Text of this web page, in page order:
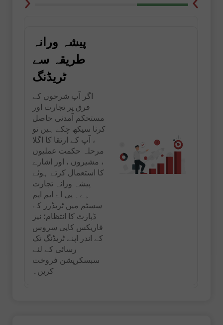
پیشہ ورانہ
طریقہ سے
ٹریڈنگ
اگر آپ شرحوں کے
فرق پر تجارت اور
مستحکم آمدنی حاصل
کرنا سیکھ چکے ہیں تو
، آپ کے ارتقا کا اگلا
مرحلہ حکمت عملیوں
، مشیروں ، اور اشارے
کا استعمال کرتے ہوئے
پیشہ ورانہ تجارت
ہے۔ پی اے ایم ایم
سسٹم میں ٹریڈرز کے
ڈپازٹ کا انتظام؛ نیز
فاریکس کاپی سروس
کے اندر اپنے ٹریڈنگ تک
رسائی کے لئے
سبسکرپشن فروخت
کریں۔